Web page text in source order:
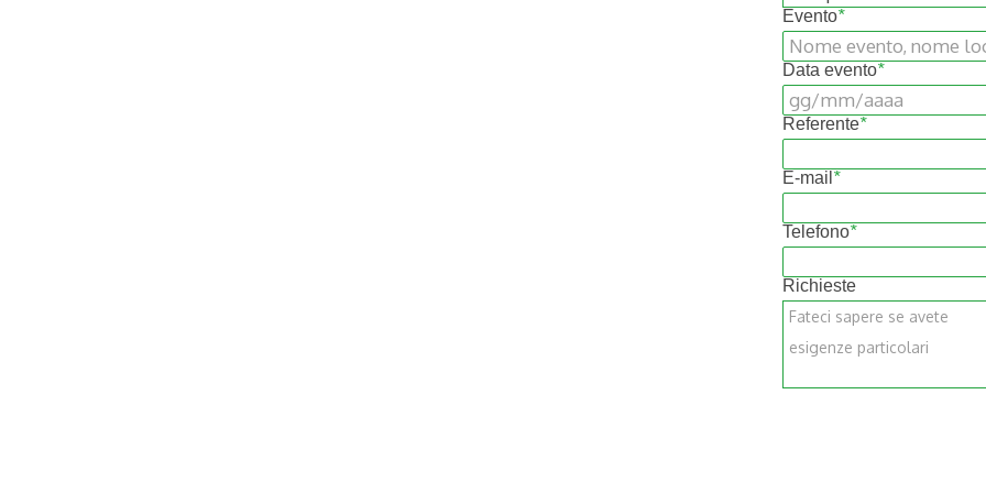
Evento*
Data evento*
Referente*
E-mail *
Telefono*
Richieste